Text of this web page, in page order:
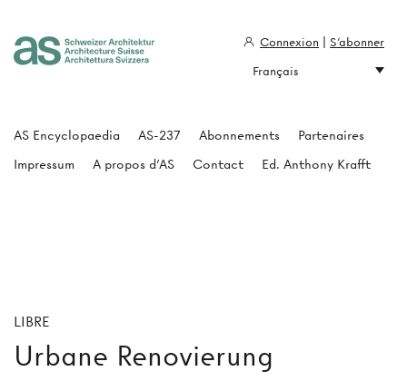
LIBRE
Urbane Renovierung
AS Encyclopaedia AS-237 Abonnements
Partenaires
Impressum
A propos d'AS Contact Ed. Anthony Krafft
Connexion
S'abonner
Français